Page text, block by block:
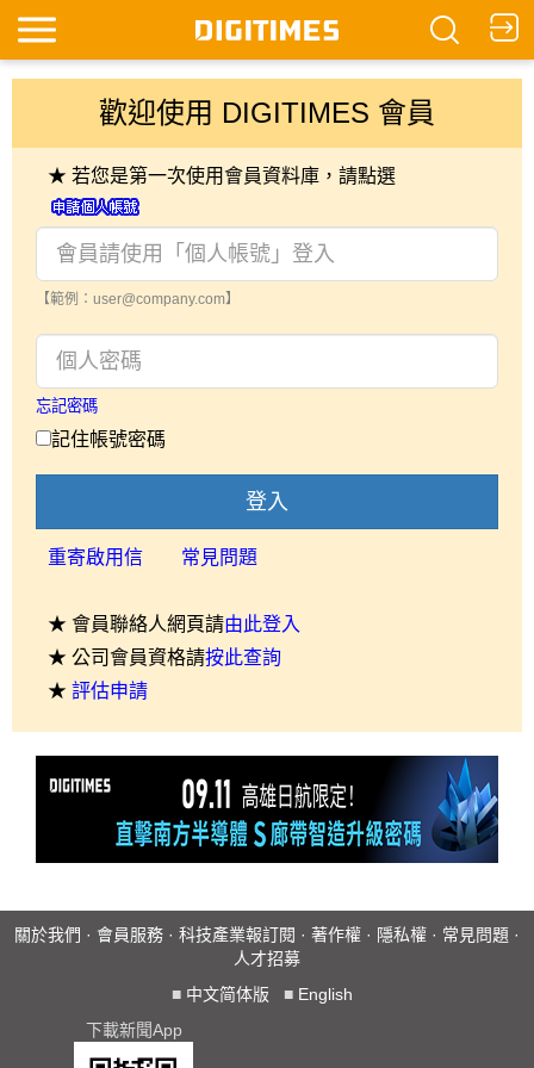
歡迎使用 DIGITIMES 會員
★ 若您是第一次使用會員資料庫，請點選
【範例：user@company.com】
忘記密碼
記住帳號密碼
登入
重寄啟用信 常見問題
★ 會員聯絡人網頁請由此登入
★ 公司會員資格請按此查詢
★ 評估申請
關於我們 · 會員服務 · 科技產業報訂閱 · 著作權 · 隱私權 · 常見問題 ·
人才招募
■ 中文简体版 ■ English
下載新聞App